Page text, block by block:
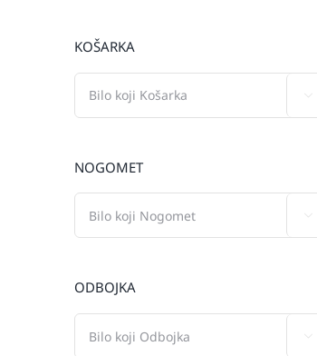
KOŠARKA
NOGOMET
ODBOJKA